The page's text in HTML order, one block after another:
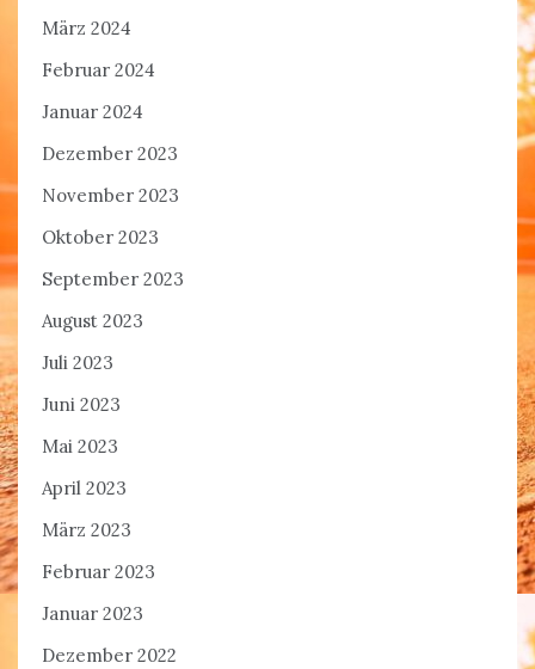
März 2024
Februar 2024
Januar 2024
Dezember 2023
November 2023
Oktober 2023
September 2023
August 2023
Juli 2023
Juni 2023
Mai 2023
April 2023
März 2023
Februar 2023
Januar 2023
Dezember 2022